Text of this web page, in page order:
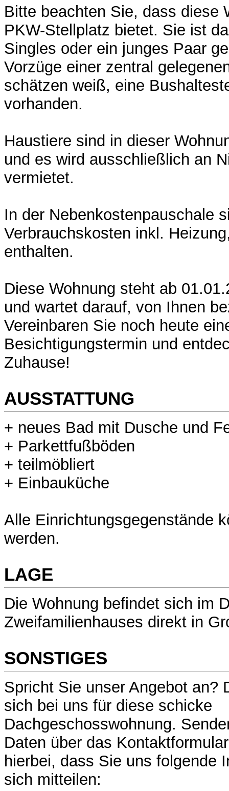
Bitte beachten Sie, dass diese
PKW-Stellplatz bietet. Sie ist
Singles oder ein junges Paar
Vorzüge einer zentral
schätzen weiß, eine
vorhanden.
Haustiere sind in dieser
und es wird ausschließlich an
vermietet.
In der Nebenkostenpauschale
Verbrauchskosten inkl.
enthalten.
Diese Wohnung steht ab
und wartet darauf, von Ihnen
Vereinbaren Sie noch heute
Besichtigungstermin und
Zuhause!
AUSSTATTUNG
+ neues Bad mit Dusche und
+ Parkettfußböden
+ teilmöbliert
+ Einbauküche
Alle Einrichtungsgegenstände
werden.
LAGE
Die Wohnung befindet sich im
Zweifamilienhauses direkt in
SONSTIGES
Spricht Sie unser Angebot an?
sich bei uns für diese schicke
Dachgeschosswohnung.
Daten über das
hierbei, dass Sie uns folgende
sich mitteilen: